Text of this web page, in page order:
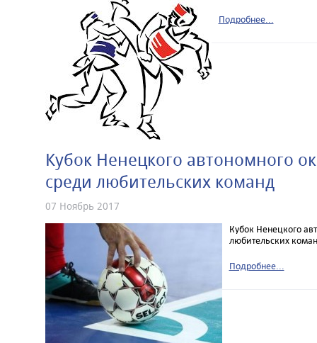
Подробнее...
Кубок Ненецкого автономного
среди любительских команд
07 Ноябрь 2017
Кубок Ненецкого
любительских
Подробнее...